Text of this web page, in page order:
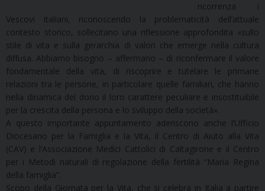
ricorrenza i
Vescovi italiani, riconoscendo la problematicità dell’attuale
contesto storico, sollecitano una riflessione approfondita «sullo
stile di vita e sulla gerarchia di valori che emerge nella cultura
diffusa. Abbiamo bisogno – affermano – di riconfermare il valore
fondamentale della vita, di riscoprire e tutelare le primarie
relazioni tra le persone, in particolare quelle familiari, che hanno
nella dinamica del dono il loro carattere peculiare e insostituibile
per la crescita della persona e lo sviluppo della società».
A questo importante appuntamento aderiscono anche l’Ufficio
Diocesano per la Famiglia e la Vita, il Centro di Aiuto alla Vita
(CAV) e l’Associazione Medici Cattolici di Caltagirone e il Centro
per i Metodi naturali di regolazione della fertilità “Maria Regina
della famiglia”.
Scopo della Giornata per la Vita, che si celebra in Italia a partire